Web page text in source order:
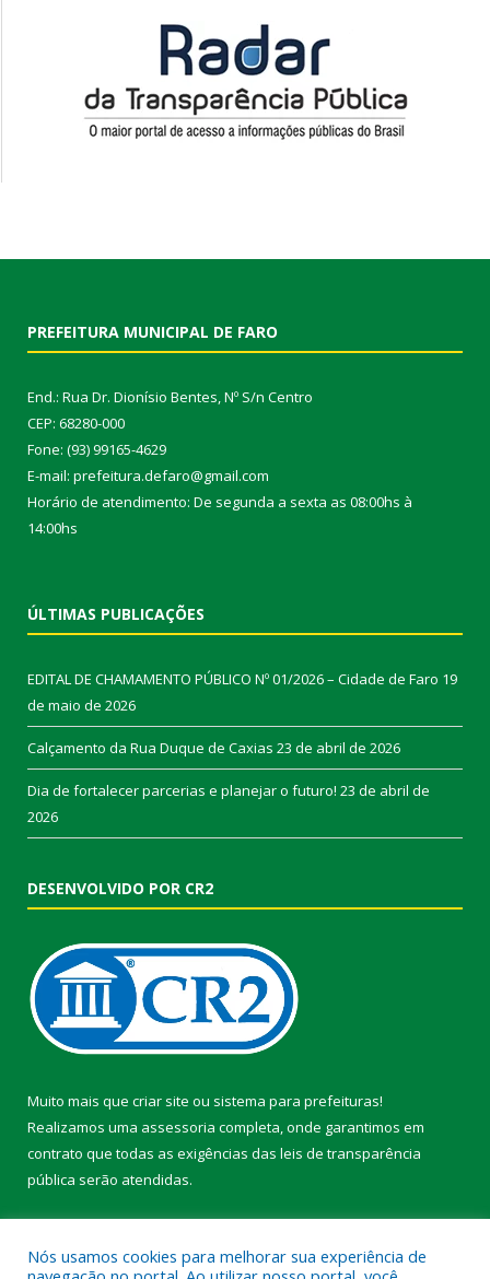
PREFEITURA MUNICIPAL DE FARO
End.: Rua Dr. Dionísio Bentes, Nº S/n Centro
CEP: 68280-000
Fone: (93) 99165-4629
E-mail: prefeitura.defaro@gmail.com
Horário de atendimento: De segunda a sexta as 08:00hs à
14:00hs
ÚLTIMAS PUBLICAÇÕES
EDITAL DE CHAMAMENTO PÚBLICO Nº 01/2026 – Cidade de Faro 19
de maio de 2026
Calçamento da Rua Duque de Caxias 23 de abril de 2026
Dia de fortalecer parcerias e planejar o futuro! 23 de abril de
2026
DESENVOLVIDO POR CR2
Muito mais que criar site ou sistema para prefeituras!
Realizamos uma assessoria completa, onde garantimos em
contrato que todas as exigências das leis de transparência
pública serão atendidas.
Nós usamos cookies para melhorar sua experiência de